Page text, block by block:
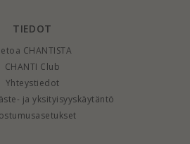
TIEDOT
CHANTISTA
CHANTI Club
Yhteystiedot
ja yksityisyyskäytäntö